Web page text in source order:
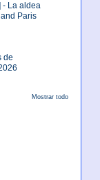
- La aldea
Paris
de
Mostrar todo